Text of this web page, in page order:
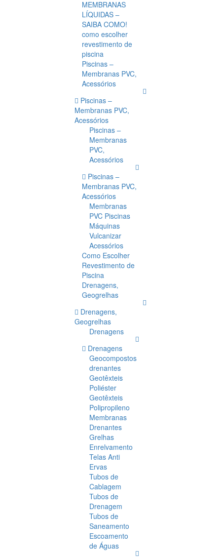
MEMBRANAS
LÍQUIDAS –
SAIBA COMO!
como escolher
revestimento de
piscina
Piscinas –
Membranas PVC,
Acessórios
Piscinas –
Membranas PVC,
Acessórios
Piscinas –
Membranas
PVC,
Acessórios
Piscinas –
Membranas PVC,
Acessórios
Membranas
PVC Piscinas
Máquinas
Vulcanizar
Acessórios
Como Escolher
Revestimento de
Piscina
Drenagens,
Geogrelhas
Drenagens,
Geogrelhas
Drenagens
Drenagens
Geocompostos
drenantes
Geotêxteis
Poliéster
Geotêxteis
Polipropileno
Membranas
Drenantes
Grelhas
Enrelvamento
Telas Anti
Ervas
Tubos de
Cablagem
Tubos de
Drenagem
Tubos de
Saneamento
Escoamento
de Águas